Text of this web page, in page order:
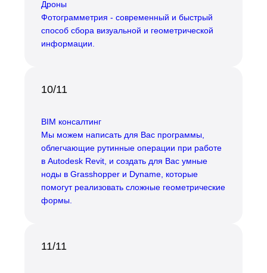
Дроны
Фотограмметрия - современный и быстрый
способ сбора визуальной и геометрической
информации.
10/11
BIM консалтинг
Мы можем написать для Вас программы,
облегчающие рутинные операции при работе
в Autodesk Revit, и создать для Вас умные
ноды в Grasshopper и Dyname, которые
помогут реализовать сложные геометрические
формы.
11/11